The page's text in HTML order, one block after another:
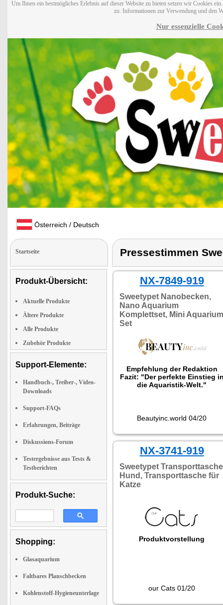
Um Ihnen ein bestmögliches Erlebnis auf dieser Website zu bieten setzen wir Cookies
zu. Informationen zur Verwendung und den
Nur essenzielle
Österreich / Deutsch
Startseite
Produkt-Übersicht:
Aktuelle Produkte
Ältere Produkte
Alle Produkte
Zubehör Produkte
Support-Elemente:
Handbuch-, Treiber-, Video-
Downloads
Support-FAQs
Erfahrungen, Beiträge
Diskussions-Forum
Testergebnisse aus Tests &
Testberichten
Produkt-Suche:
Shopping:
Glasaquarium
Faltbares Planschbecken
Kohlenstoff-Hygieneunterlage
Pressestimmen
NX-7849-919
Sweetypet Nanobecken,
Nano Aquarium
Komplettset, Mini Aquarium
Set
Empfehlung der Redaktion
Fazit: "Der perfekte Einstieg
die Aquaristik-Welt."
Beautyinc.world 04/20
NX-3741-919
Sweetypet Transporttasche
Hund, Transporttasche für
Katze
Produktvorstellung
our Cats 01/20